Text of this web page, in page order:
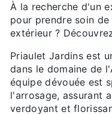
À la recherche d'un
pour prendre soin
extérieur ?
Priaulet Jardins est
dans le domaine de
équipe dévouée est
l'arrosage, assurant
verdoyant et